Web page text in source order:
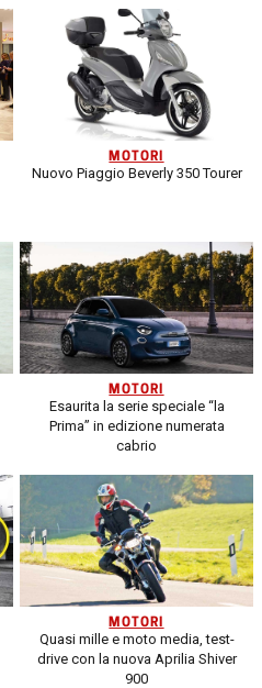
MOTORI
Nuovo Piaggio Beverly 350 Tourer
MOTORI
Esaurita la serie speciale “la
Prima” in edizione numerata
cabrio
MOTORI
Quasi mille e moto media, test-
drive con la nuova Aprilia Shiver
900